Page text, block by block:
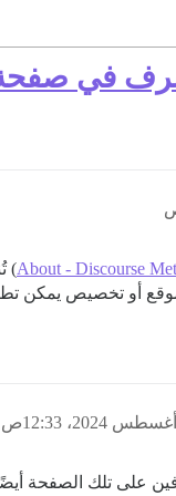
About - Discourse
أو تخصيص يمكن
على تلك الصفحة